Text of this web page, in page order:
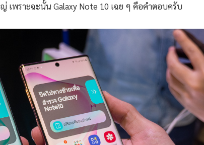
เพราะฉะนั้น Galaxy Note 10 เฉย ๆ คือคำตอบครับ